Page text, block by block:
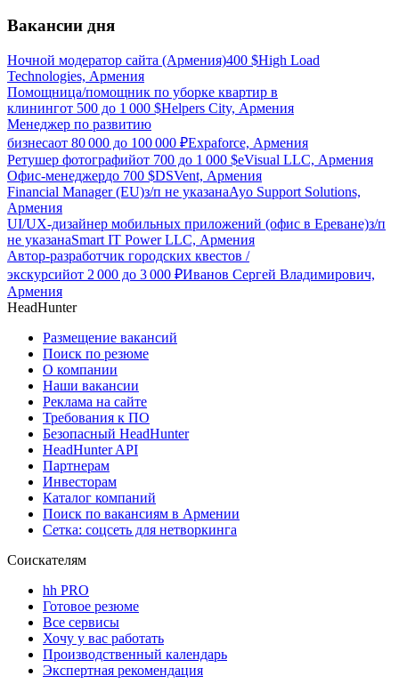
Вакансии дня
Ночной модератор сайта (Армения)400 $High Load
Technologies, Армения
Помощница/помощник по уборке квартир в
клинингот 500 до 1 000 $Helpers City, Армения
Менеджер по развитию
бизнесаот 80 000 до 100 000 ₽Expaforce, Армения
Ретушер фотографийот 700 до 1 000 $eVisual LLC, Армения
Офис-менеджердо 700 $DSVent, Армения
Financial Manager (EU)з/п не указанаAyo Support Solutions,
Армения
UI/UX-дизайнер мобильных приложений (офис в Ереване)з/п
не указанаSmart IT Power LLC, Армения
Автор-разработчик городских квестов /
экскурсийот 2 000 до 3 000 ₽Иванов Сергей Владимирович,
Армения
HeadHunter
Размещение вакансий
Поиск по резюме
О компании
Наши вакансии
Реклама на сайте
Требования к ПО
Безопасный HeadHunter
HeadHunter API
Партнерам
Инвесторам
Каталог компаний
Поиск по вакансиям в Армении
Сетка: соцсеть для нетворкинга
Соискателям
hh PRO
Готовое резюме
Все сервисы
Хочу у вас работать
Производственный календарь
Экспертная рекомендация